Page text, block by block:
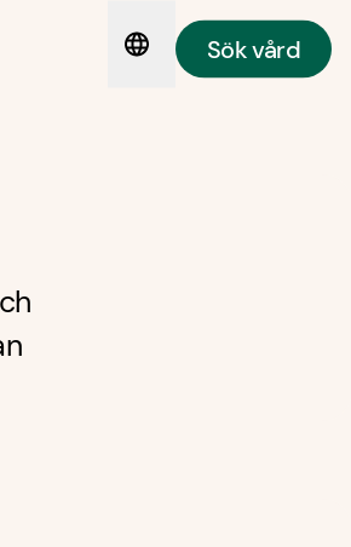
Sök vård